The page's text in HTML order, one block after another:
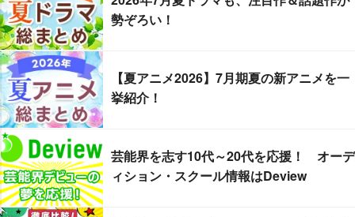
勢ぞろい！
【夏アニメ2026】7月期夏の新アニメを一
挙紹介！
芸能界を志す10代～20代を応援！ オーデ
ィション・スクール情報はDeview